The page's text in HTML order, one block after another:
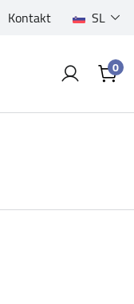
Kontakt SL
0